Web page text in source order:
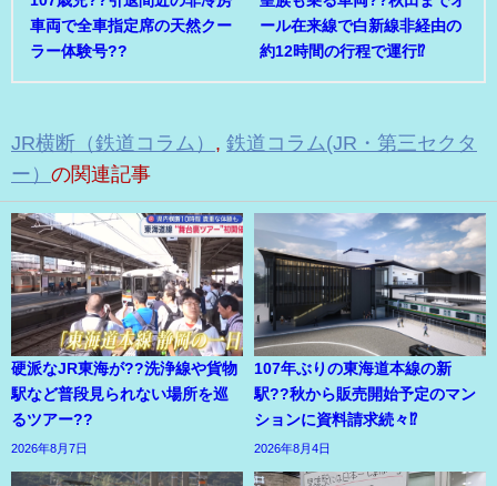
車両で全車指定席の天然クー
ラー体験号??
ール在来線で白新線非経由の
約12時間の行程で運行⁉
JR横断（鉄道コラム） , 鉄道コラム(JR・第三セクタ
ー） の関連記事
硬派なJR東海が??洗浄線や貨物
駅など普段見られない場所を巡
るツアー??
2026年8月7日
107年ぶりの東海道本線の新
駅??秋から販売開始予定のマン
ションに資料請求続々⁉
2026年8月4日